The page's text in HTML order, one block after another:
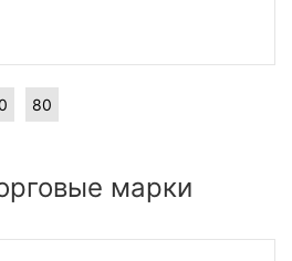
80
марки